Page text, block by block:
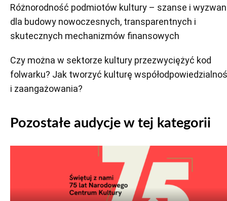
Różnorodność podmiotów kultury – szanse i
dla budowy nowoczesnych, transparentnych i
skutecznych mechanizmów finansowych
Czy można w sektorze kultury przezwyciężyć kod
folwarku? Jak tworzyć kulturę
i zaangażowania?
Pozostałe audycje w tej kategorii